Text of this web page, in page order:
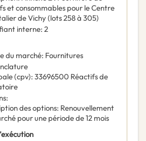
et consommables pour le Centre
de Vichy (lots 258 à 305)
interne: 2
du marché: Fournitures
(cpv): 33696500 Réactifs de
:
des options: Renouvellement
pour une période de 12 mois